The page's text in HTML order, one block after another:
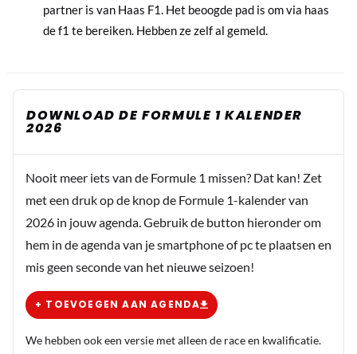
partner is van Haas F1. Het beoogde pad is om via haas
de f1 te bereiken. Hebben ze zelf al gemeld.
DOWNLOAD DE FORMULE 1 KALENDER
2026
Nooit meer iets van de Formule 1 missen? Dat kan! Zet
met een druk op de knop de Formule 1-kalender van
2026 in jouw agenda. Gebruik de button hieronder om
hem in de agenda van je smartphone of pc te plaatsen en
mis geen seconde van het nieuwe seizoen!
+ TOEVOEGEN AAN AGENDA
We hebben ook een versie met alleen de race en kwalificatie.